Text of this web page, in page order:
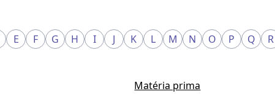
E F G H I J K L M N O P Q R
Matéria prima